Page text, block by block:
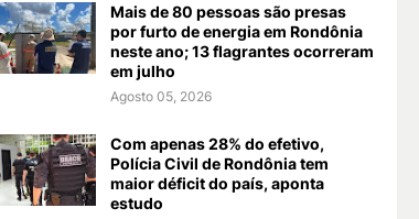
Mais de 80 pessoas são presas
por furto de energia em Rondônia
neste ano; 13 flagrantes ocorreram
em julho
Agosto 05, 2026
Com apenas 28% do efetivo,
Polícia Civil de Rondônia tem
maior déficit do país, aponta
estudo